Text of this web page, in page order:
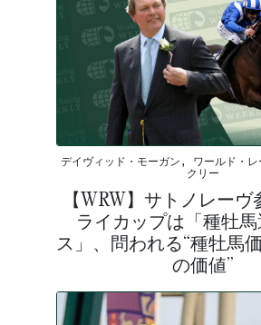
デイヴィッド・モーガン, ワールド・レ
クリー
【WRW】サトノレー
ライカップは「種牡
ス」、問われる“種牡馬
の価値”